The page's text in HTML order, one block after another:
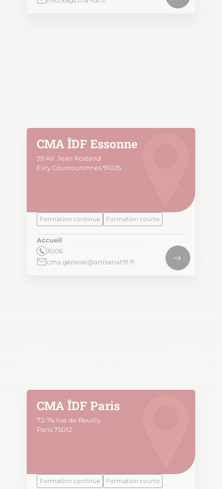
CMA ÎDF Essonne
29 All. Jean Rostand
Evry Courcouronnes 91025
Formation continue Formation courte
Accueil
3006
cma.general@artisanat91.fr
CMA ÎDF Paris
72-74 rue de Reuilly
Paris 75012
Formation continue Formation courte